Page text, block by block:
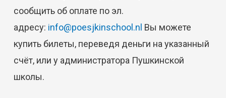
сообщить об оплате по эл.
адресу: info@poesjkinschool.nl Вы можете
купить билеты, переведя деньги на указанный
счёт, или у администратора Пушкинской
школы.